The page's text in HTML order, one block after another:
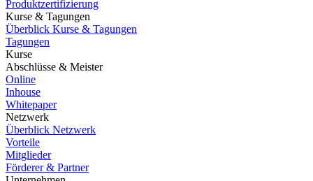
Produktzertifizierung
Kurse & Tagungen
Überblick Kurse & Tagungen
Tagungen
Kurse
Abschlüsse & Meister
Online
Inhouse
Whitepaper
Netzwerk
Überblick Netzwerk
Vorteile
Mitglieder
Förderer & Partner